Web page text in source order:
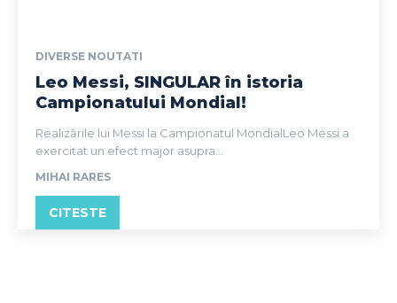
DIVERSE NOUTATI
Leo Messi, SINGULAR în istoria
Campionatului Mondial!
Realizările lui Messi la Campionatul MondialLeo Messi a
exercitat un efect major asupra...
MIHAI RARES
CITESTE